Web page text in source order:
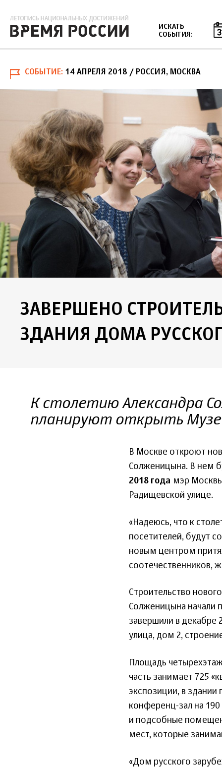
ИСКАТЬ
СОБЫТИЯ:
СОБЫТИЕ 14 АПРЕЛЯ 2018 / РОССИЯ, МОСКВА
ЗАВЕРШЕНО
ЗДАНИЯ ДОМА
К столетию Александра
планируют открыть
В Москве откроют
Солженицына. В нем
2018 года мэр
Радищевской улице.
«Надеюсь, что к
посетителей, будут
новым центром
соотечественников,
Строительство
Солженицына начали
завершили в декабре
улица, дом 2,
Площадь
часть занимает 725
экспозиции, в
конференц-зал на
и подсобные
мест, которые
«Дом русского